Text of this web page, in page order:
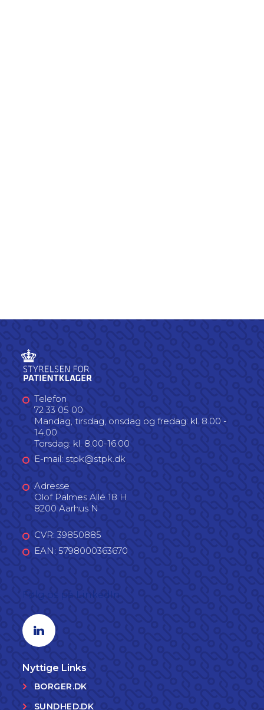
Telefon
72 33 05 00
Mandag, tirsdag, onsdag og fredag: kl. 8.00 -
14.00
Torsdag: kl. 8.00-16.00
E-mail: stpk@stpk.dk
Adresse
Olof Palmes Allé 18 H
8200 Aarhus N
CVR: 39850885
EAN: 5798000363670
Linkedin profil
Nyttige Links
BORGER.DK
SUNDHED.DK